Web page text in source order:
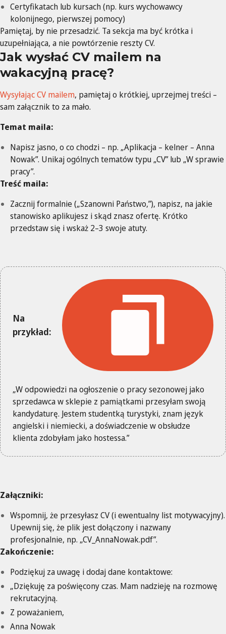
Certyfikatach lub kursach (np. kurs wychowawcy
kolonijnego, pierwszej pomocy)
Pamiętaj, by nie przesadzić. Ta sekcja ma być krótka i
uzupełniająca, a nie powtórzenie reszty CV.
Jak wysłać CV mailem na
wakacyjną pracę?
Wysyłając CV mailem, pamiętaj o krótkiej, uprzejmej treści –
sam załącznik to za mało.
Temat maila:
Napisz jasno, o co chodzi – np. „Aplikacja – kelner – Anna
Nowak”. Unikaj ogólnych tematów typu „CV” lub „W sprawie
pracy”.
Treść maila:
Zacznij formalnie („Szanowni Państwo,”), napisz, na jakie
stanowisko aplikujesz i skąd znasz ofertę. Krótko
przedstaw się i wskaż 2–3 swoje atuty.
Na
przykład:
„W odpowiedzi na ogłoszenie o pracy sezonowej jako
sprzedawca w sklepie z pamiątkami przesyłam swoją
kandydaturę. Jestem studentką turystyki, znam język
angielski i niemiecki, a doświadczenie w obsłudze
klienta zdobyłam jako hostessa.”
Załączniki:
Wspomnij, że przesyłasz CV (i ewentualny list motywacyjny).
Upewnij się, że plik jest dołączony i nazwany
profesjonalnie, np. „CV_AnnaNowak.pdf”.
Zakończenie:
Podziękuj za uwagę i dodaj dane kontaktowe:
„Dziękuję za poświęcony czas. Mam nadzieję na rozmowę
rekrutacyjną.
Z poważaniem,
Anna Nowak